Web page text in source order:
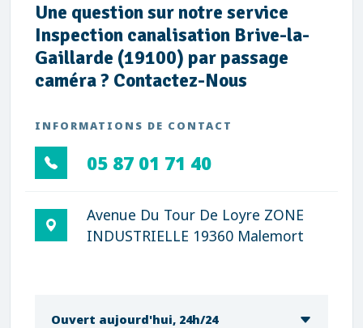
Une question sur notre service
Inspection canalisation Brive-la-
Gaillarde (19100) par passage
caméra ? Contactez-Nous
INFORMATIONS DE CONTACT
05 87 01 71 40
Avenue Du Tour De Loyre ZONE
INDUSTRIELLE 19360 Malemort
Ouvert aujourd'hui, 24h/24